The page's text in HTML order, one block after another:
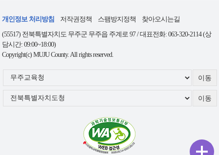
개인정보 처리방침 저작권정책 스팸방지정책 찾아오시는길
(55517) 전북특별자치도 무주군 무주읍 주계로 97 / 대표전화: 063-320-2114 (상
담시간: 09:00~18:00)
Copyright(c) MUJU County. All rights reserved.
주
관